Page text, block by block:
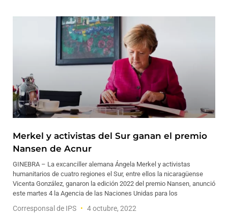
Merkel y activistas del Sur ganan el premio
Nansen de Acnur
GINEBRA – La excanciller alemana Ángela Merkel y activistas
humanitarios de cuatro regiones el Sur, entre ellos la nicaragüense
Vicenta González, ganaron la edición 2022 del premio Nansen, anunció
este martes 4 la Agencia de las Naciones Unidas para los
Corresponsal de IPS 4 octubre, 2022